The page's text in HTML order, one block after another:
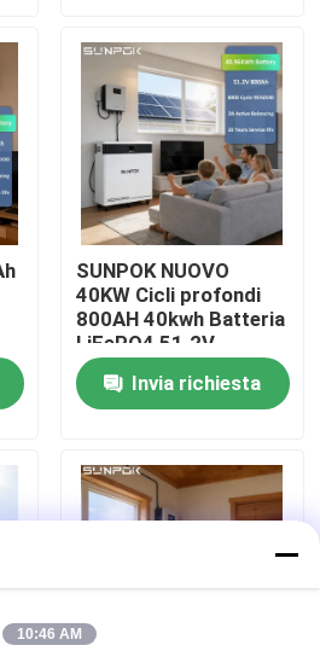
SUNPOK NUOVO
40KW Cicli profondi
800AH 40kwh Batteria
LiFePO4 51.2V
Batteria agli ioni di
litio Pacchetto
batterie per la casa
Invia richiesta
10:46 AM